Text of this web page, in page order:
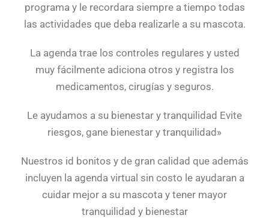
programa y le recordara siempre a tiempo todas
las actividades que deba realizarle a su mascota.
La agenda trae los controles regulares y usted
muy fácilmente adiciona otros y registra los
medicamentos, cirugías y seguros.
Le ayudamos a su bienestar y tranquilidad Evite
riesgos, gane bienestar y tranquilidad»
Nuestros id bonitos y de gran calidad que además
incluyen la agenda virtual sin costo le ayudaran a
cuidar mejor a su mascota y tener mayor
tranquilidad y bienestar